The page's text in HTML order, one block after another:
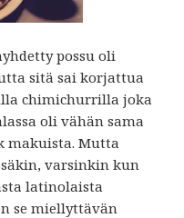
possu oli
sitä sai korjattua
chimichurrilla joka
oli vähän sama
makuista. Mutta
varsinkin kun
latinolaista
se miellyttävän